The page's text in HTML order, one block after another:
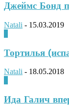
Джеймс Бонд
Natali - 15.03.2019
Тортилья
Natali - 18.05.2018
Ида Галич